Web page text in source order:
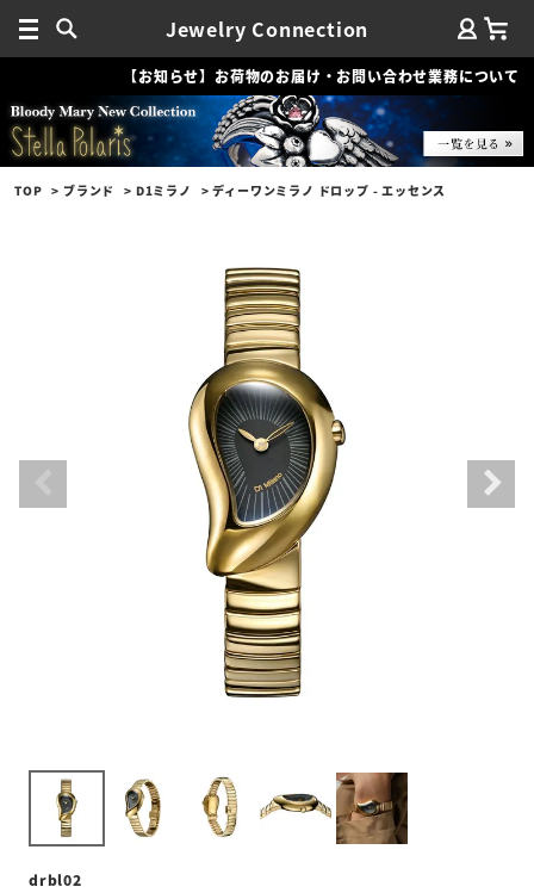
Jewelry Connection
【お知らせ】お荷物のお届け・お問い合わせ業務について
TOP ブランド D1ミラノ ディーワンミラノ ドロップ - エッセンス
drbl02